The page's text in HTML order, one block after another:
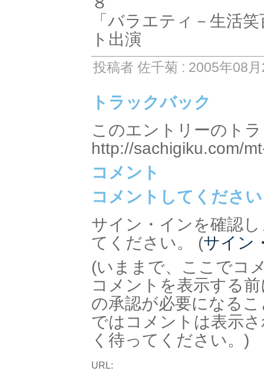
「バラエティ－生活
ト出演
投稿者 佐千菊 : 2005年08
トラックバック
このエントリーのト
http://sachigiku.com/
コメント
コメントしてください
サイン・インを確認
てください。 (サイン
(いままで、ここでコ
コメントを表示する
の承認が必要になる
ではコメントは表示
く待ってください。)
URL: